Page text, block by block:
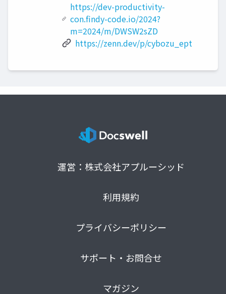
https://dev-productivity-
con.findy-code.io/2024?
m=2024/m/DWSW2sZD
https://zenn.dev/p/cybozu_ept
運営：株式会社アプルーシッド
利用規約
プライバシーポリシー
サポート・お問合せ
マガジン